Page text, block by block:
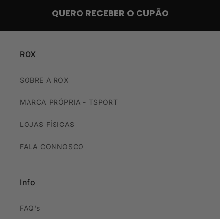
QUERO RECEBER O CUPÃO
ROX
SOBRE A ROX
MARCA PRÓPRIA - TSPORT
LOJAS FÍSICAS
FALA CONNOSCO
Info
FAQ's